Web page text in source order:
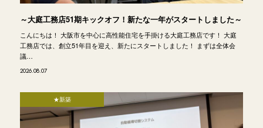
～大庭工務店51期キックオフ！新たな一年がスタートしました～
こんにちは！ 大阪市を中心に高性能住宅を手掛ける大庭工務店です！ 大庭
工務店では、創立51年目を迎え、新たにスタートしました！ まずは全体会
議…
2026.08.07
★新築